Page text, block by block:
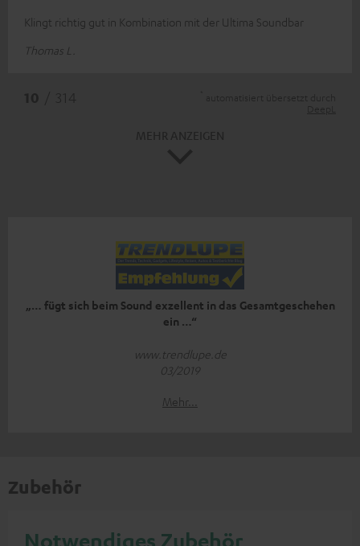
Klingt richtig gut in Kombination mit der Ultima Soundbar
Thomas L.
„… fügt sich beim Sound exzellent in das Gesamtgeschehen
ein …“
www.trendlupe.de
03/2019
Mehr...
Zubehör
Notwendiges Zubehör